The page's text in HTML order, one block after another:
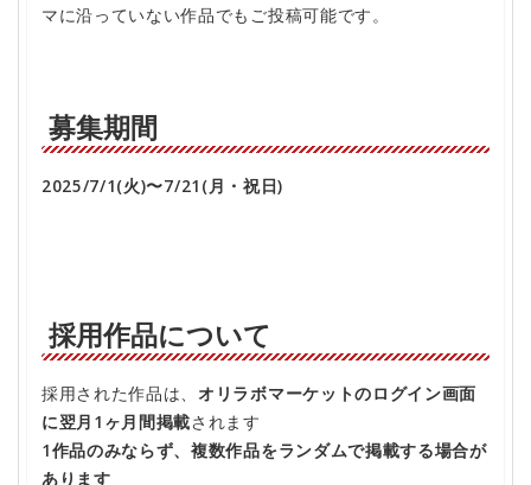
マに沿っていない作品でもご投稿可能です。
募集期間
2025/7/1(火)〜7/21(月・祝日)
採用作品について
採用された作品は、オリラボマーケットのログイン画面
に翌月1ヶ月間掲載されます
1作品のみならず、複数作品をランダムで掲載する場合が
あります